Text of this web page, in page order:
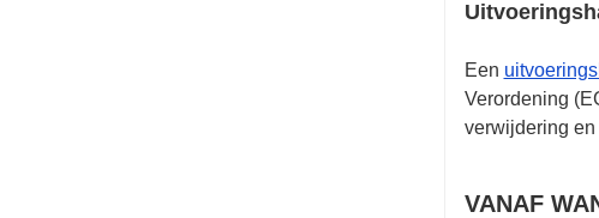
Een
Verordening
verwijdering
VANAF